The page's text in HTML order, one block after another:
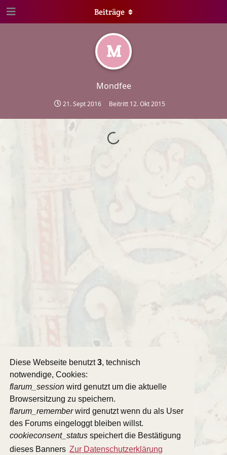
Diese Webseite benutzt3, technisch
notwendige, Cookies:
flarum_session wird genutzt um die aktuelle
Browsersitzung zu speichern.
flarum_rememberwird genutzt wenn du als User
des Forums eingeloggt bleiben willst.
cookieconsent_status speichert die Bestätigung
dieses Banners Zur Datenschutzerklärung
M
Mondfee
21. Sept 2016 Beitritt 12. Okt 2015
Beiträge